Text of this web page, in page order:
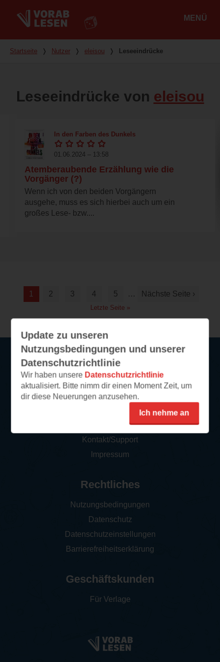
MENÜ
Du bist hier
Startseite ❭ Nutzer ❭ eleisou ❭ Leseeindrücke
Leseeindrücke von eleisou
In den Farben des Dunkels
01.06.2024 – 13:58
Atemberaubende Erzählung wie die
Vorgänger (?)
Wenn ich von den beiden Vorgängern
ausgehe, muss es sich hierbei auch um ein
großes Lese- bzw....
1 2 3 4 5 … Nächste Seite ›
Letzte Seite »
Update zu unseren
Nutzungsbedingungen und unserer
Datenschutzrichtlinie
Wir haben unsere Datenschutzrichtlinie
aktualisiert. Bitte nimm dir einen Moment Zeit, um
dir diese Neuerungen anzusehen.
Ich nehme an
Service
So funktioniert‘s
Newsletter abonnieren
Kontakt/Support
Impressum
Rechtliches
Nutzungsbedingungen
Datenschutz
Datenschutzeinstellungen
Barrierefreiheitserklärung
Geschäftskunden
Für Verlage